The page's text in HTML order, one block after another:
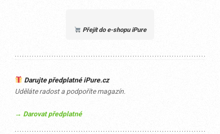
Přejít do e-shopu iPure
Darujte předplatné iPure.cz
Uděláte radost a podpoříte magazín.
→ Darovat předplatné